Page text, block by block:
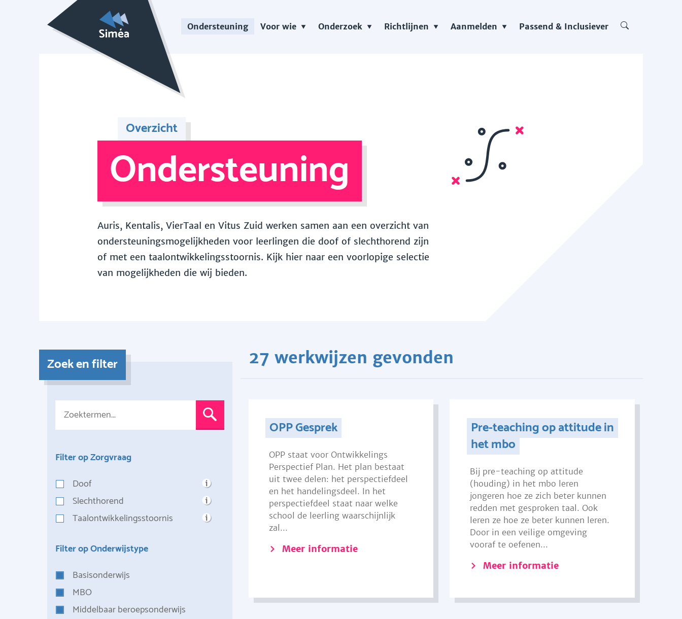
Ondersteuning Voor wie Onderzoek Richtlijnen Aanmelden Passend & Inclusiever
Overzicht
Ondersteuning
Auris, Kentalis, VierTaal en Vitus Zuid werken samen aan een overzicht van
ondersteuningsmogelijkheden voor leerlingen die doof of slechthorend zijn
of met een taalontwikkelingsstoornis. Kijk hier naar een voorlopige selectie
van mogelijkheden die wij bieden.
Zoek en filter
Filter op Zorgvraag
Doof
Slechthorend
Taalontwikkelingsstoornis
Filter op Onderwijstype
Basisonderwijs
MBO
Middelbaar beroepsonderwijs
27 werkwijzen gevonden
OPP Gesprek
OPP staat voor Ontwikkelings
Perspectief Plan. Het plan bestaat
uit twee delen: het perspectiefdeel
en het handelingsdeel. In het
perspectiefdeel staat naar welke
school de leerling waarschijnlijk
zal...
Meer informatie
Pre-teaching op attitude in
het mbo
Bij pre-teaching op attitude
(houding) in het mbo leren
jongeren hoe ze zich beter kunnen
redden met gesproken taal. Ook
leren ze hoe ze beter kunnen leren.
Door in een veilige omgeving
vooraf te oefenen...
Meer informatie